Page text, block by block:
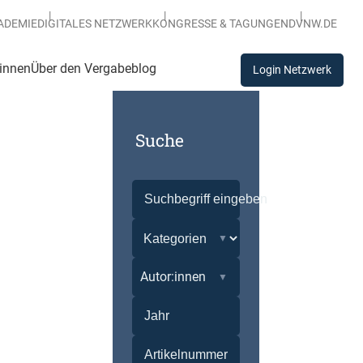
DIGITALES NETZWERKKONGRESSE & TAGUNGENDVNW.DE
Über den Vergabeblog Login Netzwerk
Suche
Autor:innen